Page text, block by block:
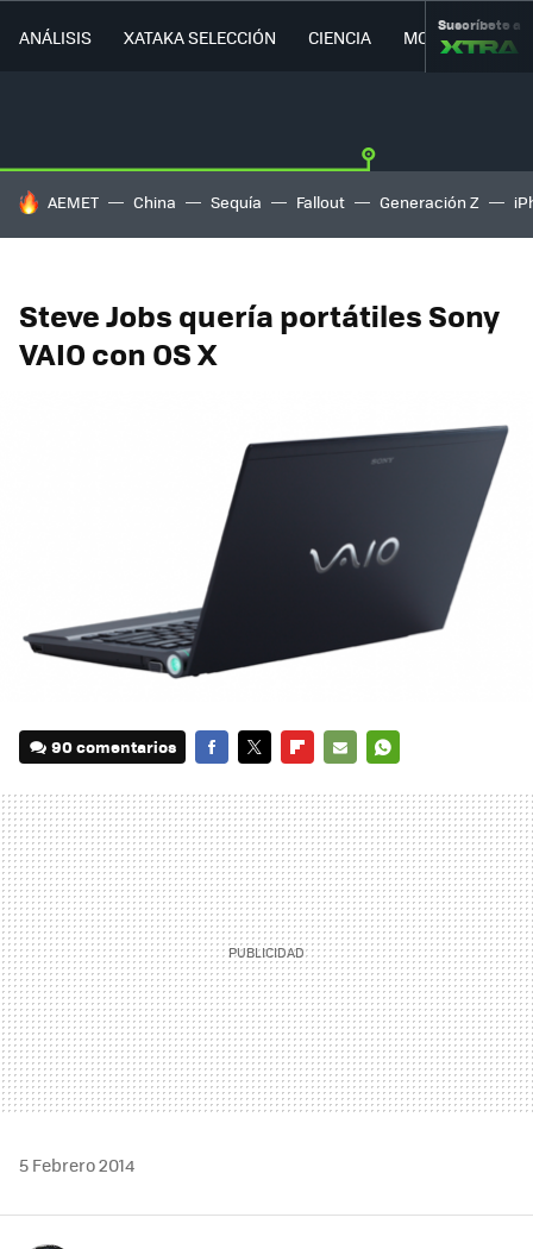
ANÁLISIS XATAKA SELECCIÓN CIENCIA MOVILIDAD
Suscríbete a
HOY SE HABLA DE
AEMET China Sequía Fallout Generación Z
Steve Jobs quería portátiles Sony
VAIO con OS X
90 comentarios
MAIL
5 Febrero 2014